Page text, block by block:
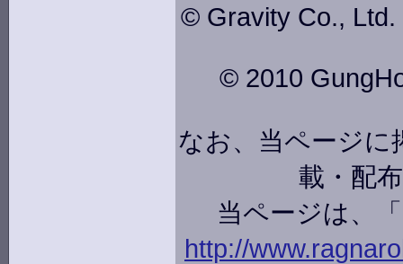
© Gravity Co., Ltd.
© 2010
なお、当ページに
載・配
当ページは、
http://